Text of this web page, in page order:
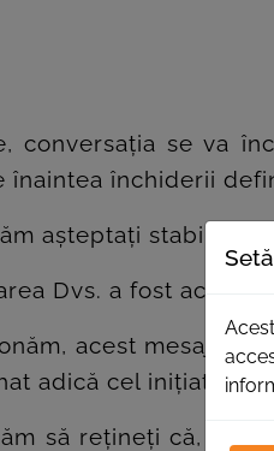
conversația se va
înaintea închiderii
așteptați stabilirea
Dvs. a fost
acest mesaj
adică cel inițiat din
să rețineți că,